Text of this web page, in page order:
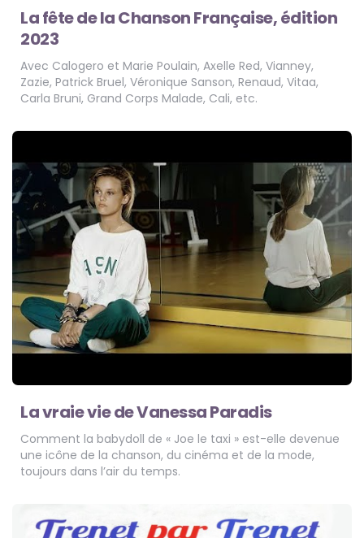
La fête de la Chanson Française, édition
2023
Avec Calogero et Marie Poulain, Axelle Red, Vianney,
Zazie, Patrick Bruel, Véronique Sanson, Renaud, Vitaa,
Carla Bruni, Grand Corps Malade, Cali, etc.
La vraie vie de Vanessa Paradis
Comment la babydoll de « Joe le taxi » est-elle devenue
une icône de la chanson, du cinéma et de la mode,
toujours dans l’air du temps.